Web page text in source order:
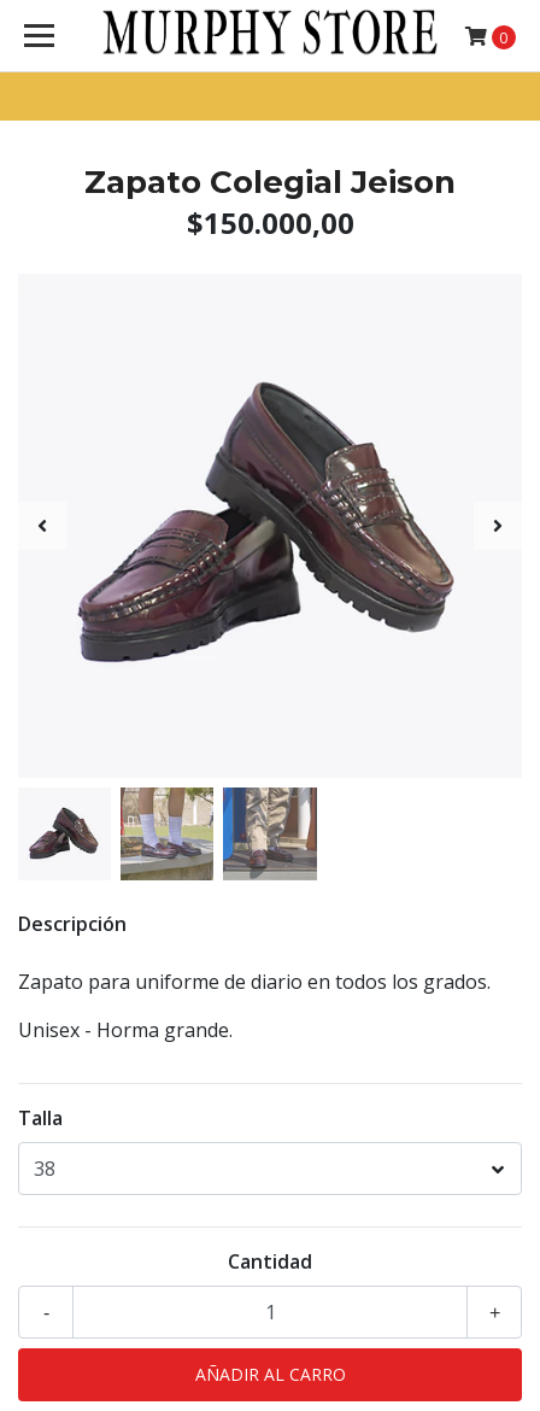
0
Zapato Colegial Jeison
$150.000,00
Descripción
Zapato para uniforme de diario en todos los grados.
Unisex - Horma grande.
Talla
Cantidad
+
-